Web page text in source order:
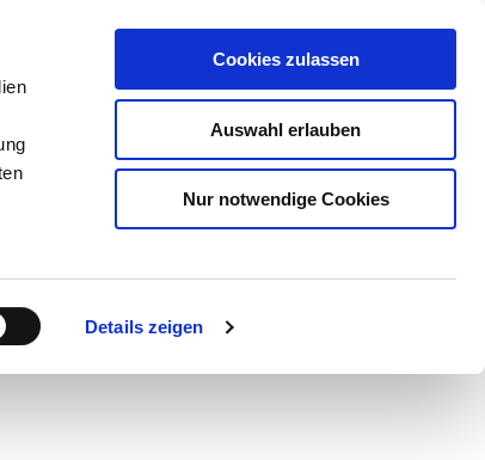
Details zeigen
Cookies zulassen
Auswahl erlauben
Nur notwendige Cookies